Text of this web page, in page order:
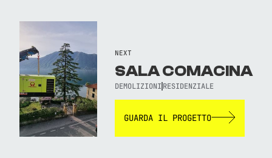
NEXT
SALA COMACINA
DEMOLIZIONI RESIDENZIALE
GUARDA IL PROGETTO